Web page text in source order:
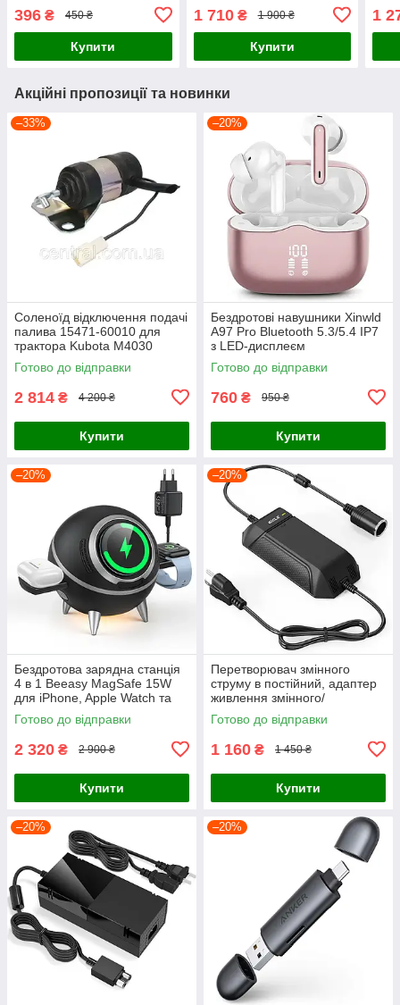
396 ₴ 450 ₴
Купити
функцією PowerBank
1 710₴ 1 900 ₴
Купити
1
Акційні пропозиції та новинки
–33%
Соленоїд відключення подачі
палива 15471-60010 для
трактора Kubota M4030
M4900 M4950 M5030 M5700
екскаватор KH-151 KH-191
Готово до відправки
2 814 ₴ 4 200 ₴
Купити
–20%
Бездротові навушники Xinwld
A97 Pro Bluetooth 5.3/5.4 IP7
з LED-дисплеєм
Готово до відправки
760 ₴ 950 ₴
Купити
–20%
Бездротова зарядна станція
4 в 1 Beeasy MagSafe 15W
для iPhone, Apple Watch та
AirPods, Чорна
Готово до відправки
2 320 ₴ 2 900 ₴
Купити
–20%
Перетворювач змінного
струму в постійний, адаптер
живлення змінного/
постійного струму 12 В 15 А
180 Вт
Готово до відправки
1 160 ₴ 1 450 ₴
Купити
–20% –20%